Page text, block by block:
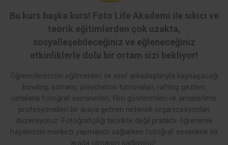
Bu kurs başka kurs! Foto Life Akademi ile sıkıcı ve
teorik eğitimlerden çok uzakta,
sosyalleşebileceğiniz ve eğleneceğiniz
etkinliklerle dolu bir ortam sizi bekliyor!
Öğrencilerimizin eğitmenleri ve sınıf arkadaşlarıyla kaynaşacağı
bowling, satranç, playstation turnuvaları; rafting gezileri,
ustalarla fotoğraf seminerleri, film gösterimleri ve amatörlerle
profesyonelleri bir araya getiren network organizasyonları
düzenliyoruz. Fotoğrafçılığı teorikte değil pratikte öğrenerek
hayatınızın merkezi yapmanızı sağlarken fotoğraf severlerle bir
arada olmanızı sağlıyoruz.